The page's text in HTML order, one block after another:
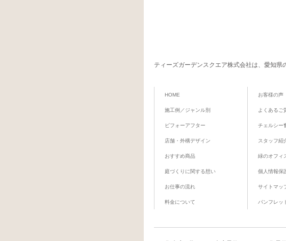
ティーズガーデンスクエア株式会社は、愛知県
HOME
施工例／ジャンル別
ビフォーアフター
店舗・外構デザイン
おすすめ商品
庭づくりに関する想い
お仕事の流れ
料金について
お客様の声
よくあるご
チェルシー
スタッフ紹
緑のオフィ
個人情報保
サイトマッ
パンフレッ